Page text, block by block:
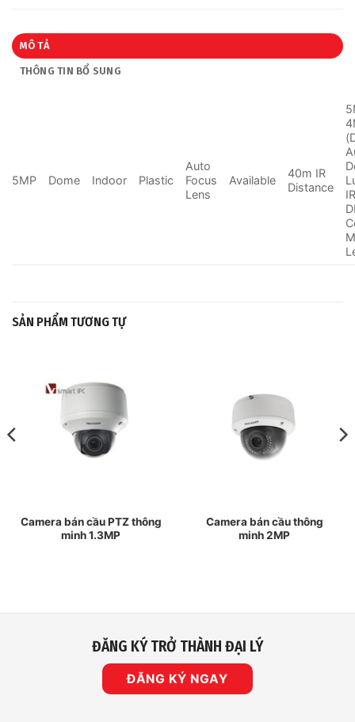
MÔ TẢ
THÔNG TIN BỔ SUNG
5MP Dome Indoor Plastic
Auto
Focus
Lens
Available
40m IR
Distance
SẢN PHẨM TƯƠNG TỰ
Camera bán cầu PTZ thông
minh 1.3MP
Camera bán cầu thông
minh 2MP
ĐĂNG KÝ TRỞ THÀNH ĐẠI LÝ
ĐĂNG KÝ NGAY